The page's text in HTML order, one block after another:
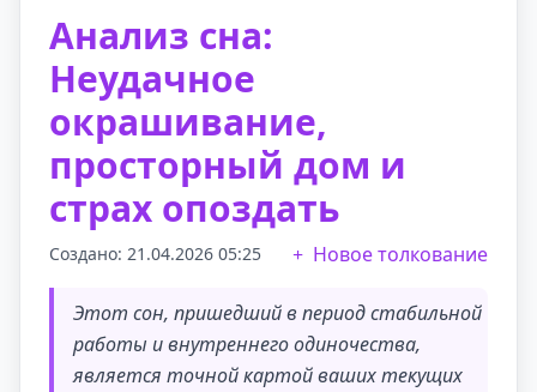
Анализ сна:
Неудачное
окрашивание,
просторный дом и
страх опоздать
Создано: 21.04.2026 05:25 Новое толкование
Этот сон, пришедший в период стабильной
работы и внутреннего одиночества,
является точной картой ваших текущих